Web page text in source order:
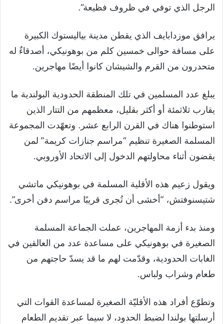
الرجل الذي توفي في ظروف فظيعة”.
يرافق موزدابايف الذي يقطن مدينة بياليستوك الكبيرة
على مسافة حوالى خمسين كلم من بوهونيكي، أصدقاءٌ له
متحدرون من القرم والشيشان كانوا أيضًا مهاجرين.
يبلغ عدد المسلمين في تلك المنطقة الحدودية البولندية ما
يقارب ثلاثمئة أو أكثر بقليل، معظمهم من التتار الذين
استوطنوا هناك في القرن الرابع عشر. وتعهّدت المجموعة
المسلمة الصغيرة تنظيم “مراسم جنازات كريمة” لمن
يقضون أثناء محاولتهم الدخول إلى الاتحاد الأوروبي.
ويقول زعيم هذه الأقلية المسلمة في بوهونيكي ماتشي
شتيسنوفتش، “أخشى أن تُجرى قريبًا مراسم دفن أخرى”.
ومنذ بدء أزمة المهاجرين، عملت الجماعة المسلمة
الصغيرة في بوهونيكي على مساعدة عدد من العالقين في
الغابات الحدودية، وقدّمت لهم ما قد يسدّ حاجتهم من
طعام وشراب ولباس.
وتطوّع أفراد هذه الأقليّة الصغيرة لمساعدة القوات التي
أرسلتها بولندا لضبط الحدود، لا سيما عبر تقديم الطعام